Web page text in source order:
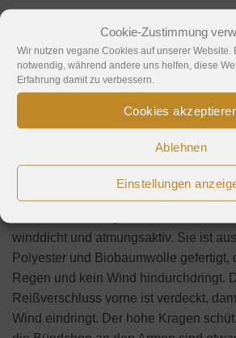
Cookie-Zustimmung
Wir nutzen vegane Cookies auf unserer Website.
notwendig, während andere uns helfen, diese
Erfahrung damit zu verbessern.
Cookies
Ablehnen
Einstellungen
Beschreibung
Hier kommt eine sehr praktische und
winddicht und atmungsaktiv. Sie ist
Polyester und Biobaumwolle gefertigt,
Regen und kein Wind hindurchdringt.
Reißverschluss vorne ist verdeckt,
Wind eindringt. Der hohe Kragen